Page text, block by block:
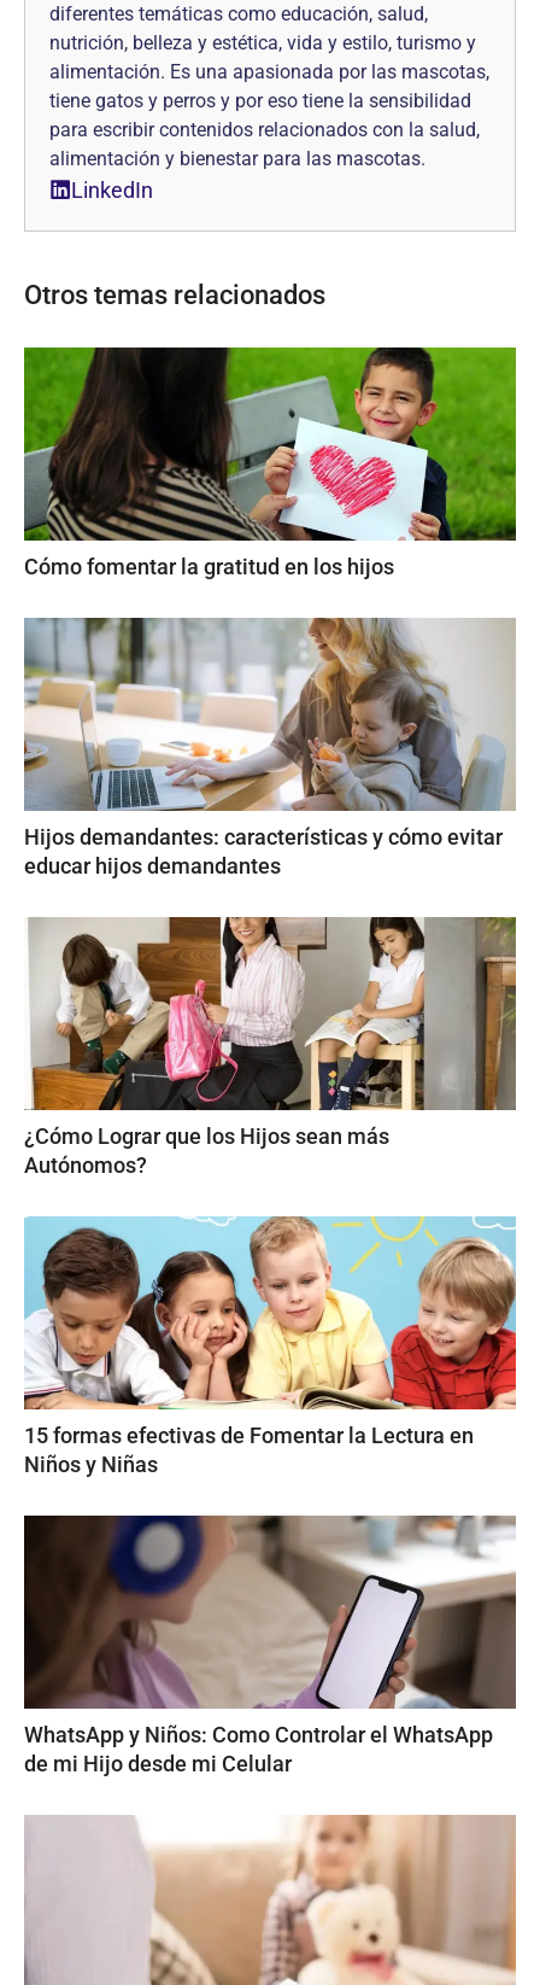
diferentes temáticas como educación, salud,
nutrición, belleza y estética, vida y estilo, turismo y
alimentación. Es una apasionada por las mascotas,
tiene gatos y perros y por eso tiene la sensibilidad
para escribir contenidos relacionados con la salud,
alimentación y bienestar para las mascotas.
LinkedIn
Otros temas relacionados
Cómo fomentar la gratitud en los hijos
Hijos demandantes: características y cómo evitar
educar hijos demandantes
¿Cómo Lograr que los Hijos sean más
Autónomos?
15 formas efectivas de Fomentar la Lectura en
Niños y Niñas
WhatsApp y Niños: Como Controlar el WhatsApp
de mi Hijo desde mi Celular